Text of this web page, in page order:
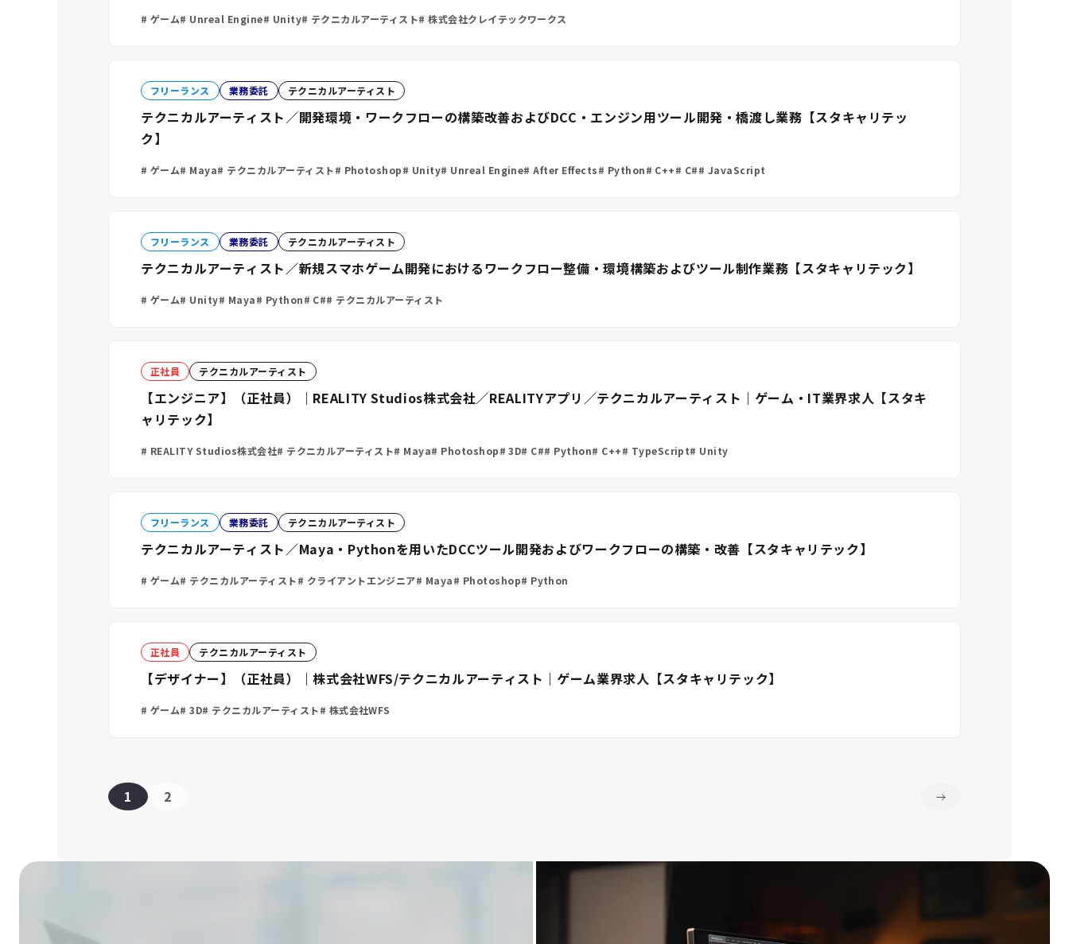
ゲーム Unreal Engine Unity テクニカルアーティスト 株式会社クレイテックワークス
フリーランス 業務委託 テクニカルアーティスト
テクニカルアーティスト／開発環境・ワークフローの構築改善およびDCC・エンジン用ツール開発・橋渡し業務【スタキャリテッ
ク】
ゲーム Maya テクニカルアーティスト Photoshop Unity Unreal Engine After Effects Python C++ C# JavaScript
フリーランス 業務委託 テクニカルアーティスト
テクニカルアーティスト／新規スマホゲーム開発におけるワークフロー整備・環境構築およびツール制作業務【スタキャリテック】
ゲーム Unity Maya Python C# テクニカルアーティスト
正社員 テクニカルアーティスト
【エンジニア】（正社員）｜REALITY Studios株式会社／REALITYアプリ／テクニカルアーティスト｜ゲーム・IT業界求人【スタキ
ャリテック】
REALITY Studios株式会社 テクニカルアーティスト Maya Photoshop 3D C# Python C++ TypeScript Unity
フリーランス 業務委託 テクニカルアーティスト
テクニカルアーティスト／Maya・Pythonを用いたDCCツール開発およびワークフローの構築・改善【スタキャリテック】
ゲーム テクニカルアーティスト クライアントエンジニア Maya Photoshop Python
正社員 テクニカルアーティスト
【デザイナー】（正社員）｜株式会社WFS/テクニカルアーティスト｜ゲーム業界求人【スタキャリテック】
ゲーム 3D テクニカルアーティスト 株式会社WFS
1 2